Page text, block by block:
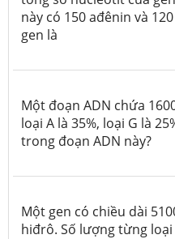
này có 150 ađênin và
gen là
Một đoạn ADN chứa
loại A là 35%, loại G là
trong đoạn ADN này?
Một gen có chiều dài
hiđrô. Số lượng từng